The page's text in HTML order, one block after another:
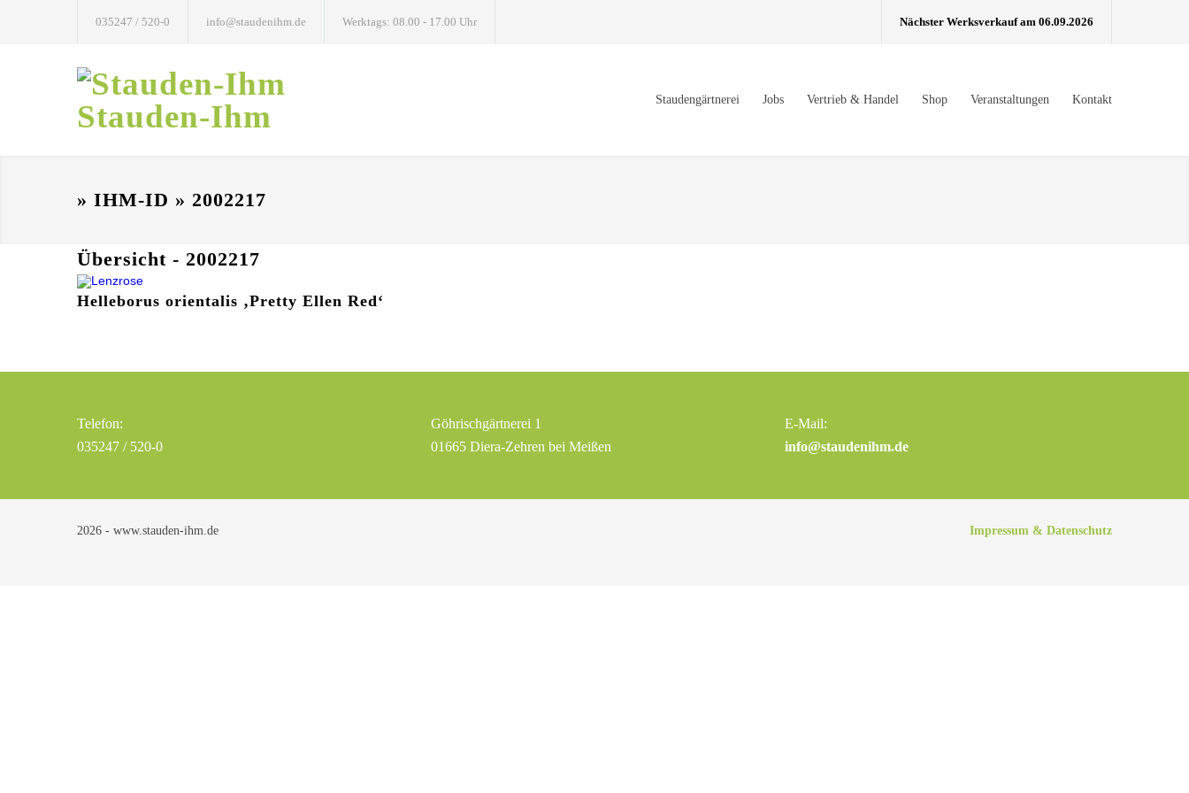
035247 / 520-0 info@staudenihm.de Werktags: 08.00 - 17.00 Uhr Nächster Werksverkauf am 06.09.2026
Stauden-Ihm Staudengärtnerei Jobs Vertrieb & Handel Shop Veranstaltungen Kontakt
» IHM-ID » 2002217
Übersicht - 2002217
Helleborus orientalis ‚Pretty Ellen Red‘
Telefon:
035247 / 520-0
Göhrischgärtnerei 1
01665 Diera-Zehren bei Meißen
E-Mail:
info@staudenihm.de
2026 - www.stauden-ihm.de Impressum & Datenschutz